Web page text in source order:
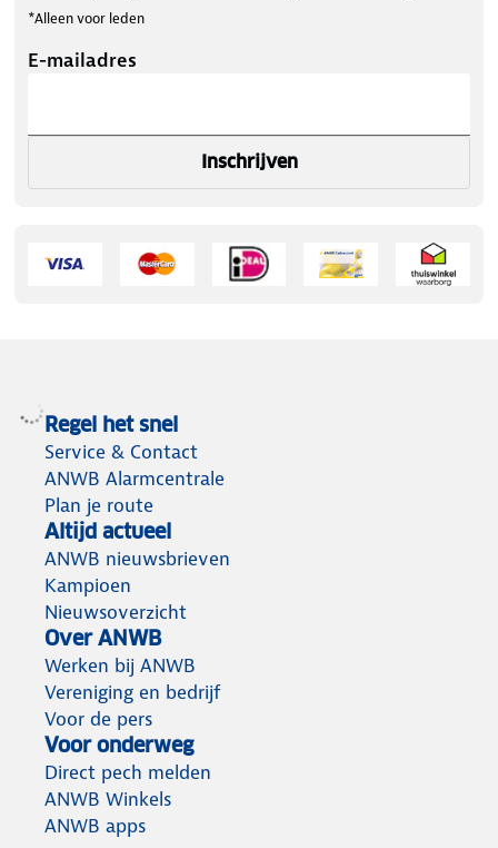
*Alleen voor leden
E-mailadres
Inschrijven
Regel het snel
Service & Contact
ANWB Alarmcentrale
Plan je route
Altijd actueel
ANWB nieuwsbrieven
Kampioen
Nieuwsoverzicht
Over ANWB
Werken bij ANWB
Vereniging en bedrijf
Voor de pers
Voor onderweg
Direct pech melden
ANWB Winkels
ANWB apps